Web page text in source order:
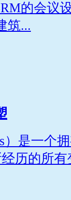
的会议
筑...
）是一个
历的所有